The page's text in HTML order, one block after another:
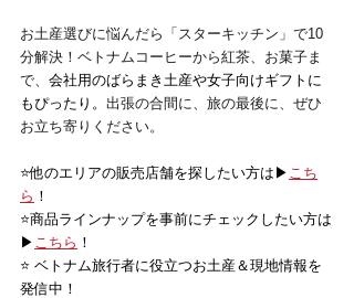
お土産選びに悩んだら「スターキッチン」で10
分解決！ベトナムコーヒーから紅茶、お菓子ま
で、 会社用のばらまき土産や女子向けギフトに
もぴったり。 出張の合間に、旅の最後に、ぜひ
お立ち寄りください。
⭐️他のエリアの販売店舗を探したい方は▶ こち
ら ！
⭐️商品ラインナップを事前にチェックしたい方は
▶ こちら ！
⭐️ ベトナム旅行者に役立つお土産＆現地情報を
発信中！